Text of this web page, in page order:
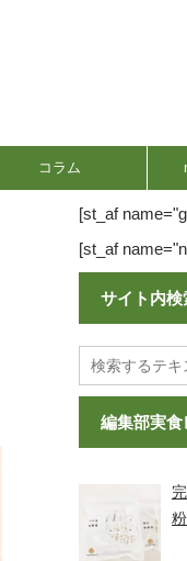
コラム
[st_af
[st_af
サイト内検
編集部実食